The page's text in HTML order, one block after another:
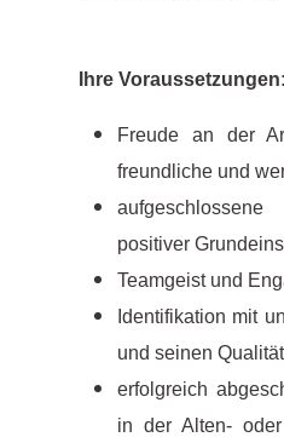
Ihre Voraussetzungen:
Freude an der
freundliche und
positiver
Teamgeist und
Identifikation mit
und seinen
erfolgreich
in der Alten-